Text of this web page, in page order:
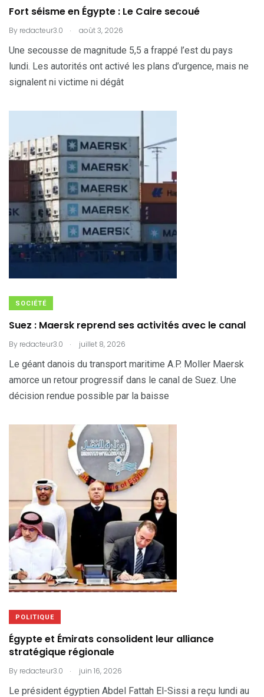
Fort séisme en Égypte : Le Caire secoué
By redacteur3.0 . août 3, 2026
Une secousse de magnitude 5,5 a frappé l’est du pays
lundi. Les autorités ont activé les plans d’urgence, mais ne
signalent ni victime ni dégât
SOCIÉTÉ
Suez : Maersk reprend ses activités avec le canal
By redacteur3.0 . juillet 8, 2026
Le géant danois du transport maritime A.P. Moller Maersk
amorce un retour progressif dans le canal de Suez. Une
décision rendue possible par la baisse
POLITIQUE
Égypte et Émirats consolident leur alliance
stratégique régionale
By redacteur3.0 . juin 16, 2026
Le président égyptien Abdel Fattah El-Sissi a reçu lundi au